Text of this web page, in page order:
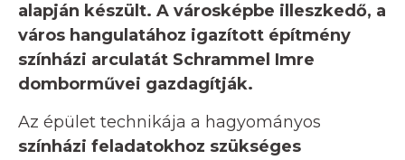
alapján készült. A városképbe illeszkedő, a
város hangulatához igazított építmény
színházi arculatát Schrammel Imre
domborművei gazdagítják.
Az épület technikája a hagyományos
színházi feladatokhoz szükséges